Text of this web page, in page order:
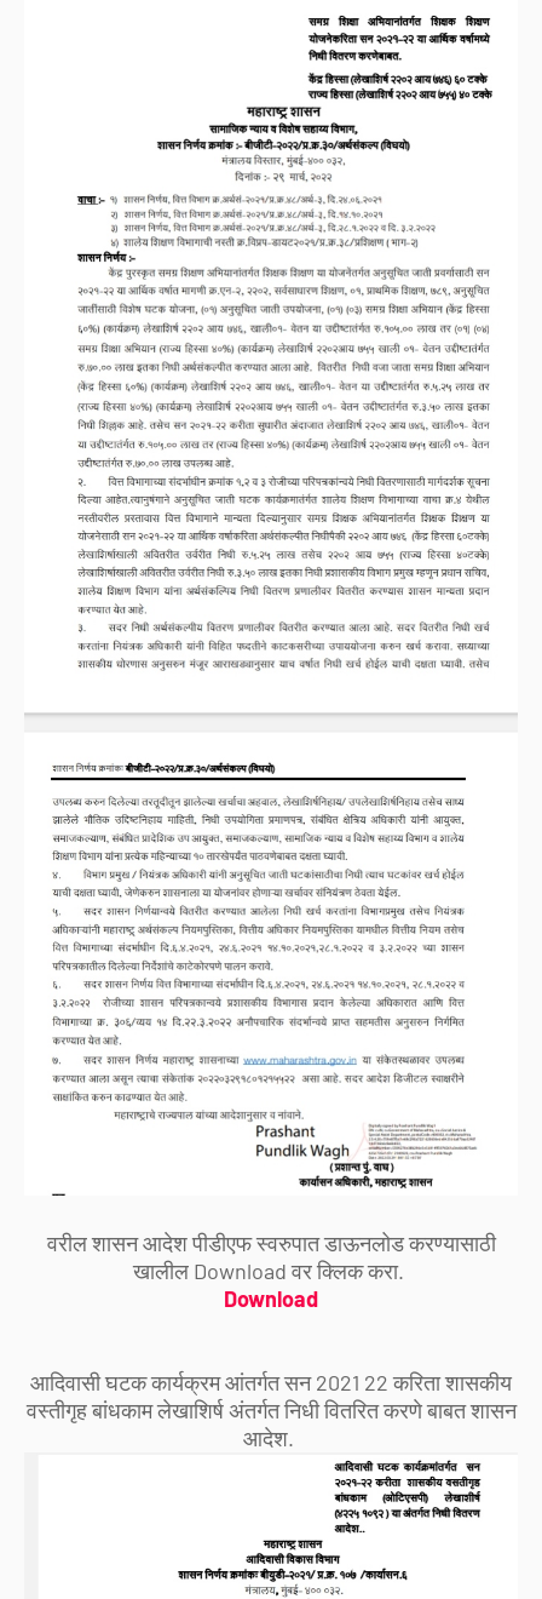
वरील शासन आदेश पीडीएफ स्वरुपात डाऊनलोड करण्यासाठी
खालील Download वर क्लिक करा.
Download
आदिवासी घटक कार्यक्रम आंतर्गत सन 2021 22 करिता शासकीय
वस्तीगृह बांधकाम लेखाशिर्ष अंतर्गत निधी वितरित करणे बाबत शासन
आदेश.